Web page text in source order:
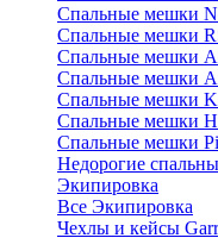
Спальные мешки
Спальные мешки
Спальные мешки
Спальные мешки
Спальные мешки
Спальные мешки
Спальные мешки
Недорогие
Экипировка
Все Экипировка
Чехлы и кейсы